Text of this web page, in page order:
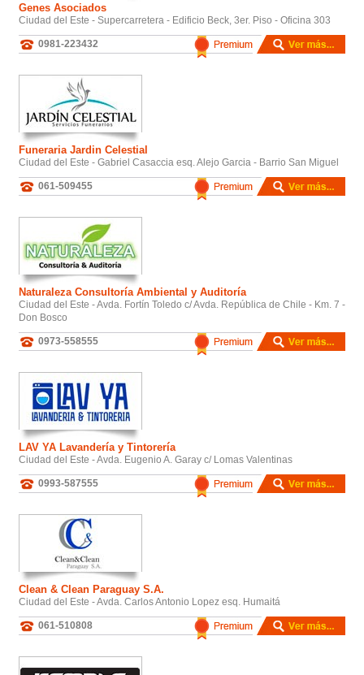
Genes Asociados
Ciudad del Este - Supercarretera - Edificio Beck, 3er. Piso - Oficina 303
0981-223432
Funeraria Jardin Celestial
Ciudad del Este - Gabriel Casaccia esq. Alejo Garcia - Barrio San Miguel
061-509455
Naturaleza Consultoría Ambiental y Auditoría
Ciudad del Este - Avda. Fortín Toledo c/ Avda. República de Chile - Km. 7 -
Don Bosco
0973-558555
LAV YA Lavandería y Tintorería
Ciudad del Este - Avda. Eugenio A. Garay c/ Lomas Valentinas
0993-587555
Clean & Clean Paraguay S.A.
Ciudad del Este - Avda. Carlos Antonio Lopez esq. Humaitá
061-510808